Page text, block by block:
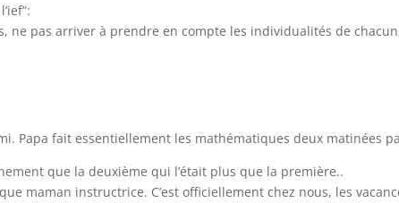
pas arriver à prendre en compte les individualités de
Papa fait essentiellement les mathématiques deux matinées
que la deuxième qui l’était plus que la première..
maman instructrice. C’est officiellement chez nous, les